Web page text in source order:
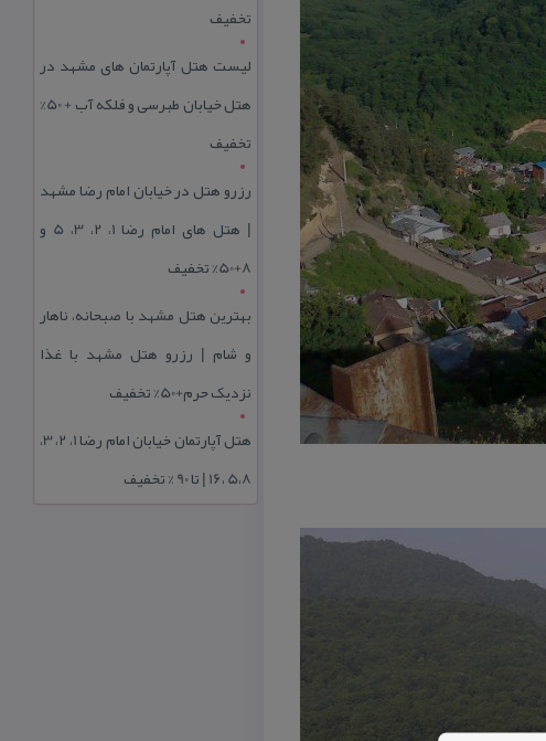
تخفیف
لیست هتل آپارتمان های مشهد در
هتل خیابان طبرسی و فلکه آب + 50%
تخفیف
رزرو هتل در خیابان امام رضا مشهد
| هتل‌ های امام رضا 1، 2، 3، 5 و
8+50% تخفیف
بهترین هتل مشهد با صبحانه، ناهار
و شام | رزرو هتل مشهد با غذا
نزدیک حرم+50% تخفیف
هتل آپارتمان خیابان امام رضا 1، 2، 3،
5،8 ،16 | تا 90 % تخفیف